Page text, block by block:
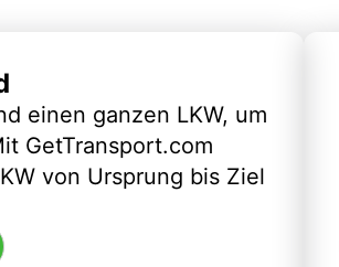
einen ganzen LKW, um
GetTransport.com
von Ursprung bis Ziel